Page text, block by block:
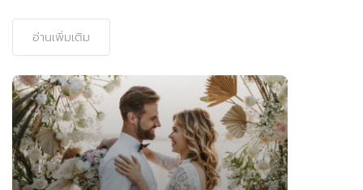
อ่านเพิ่มเติม